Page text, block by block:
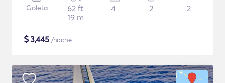
Goleta
62 ft
19 m
4 2 2
$3,445 /noche